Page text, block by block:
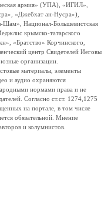
армия» (УПА), «ИГИЛ»,
«Джебхат ан-Нусра»),
Шам», Национал-Большевистская
крымско-татарского
«Братство» Корчинского,
центр Свидетелей Иеговы
организации.
материалы, элементы
и аудио охраняются
нормами права и не
Согласно ст.ст. 1274,1275
на портале, в том числе
обязательной. Мнение
и колумнистов.